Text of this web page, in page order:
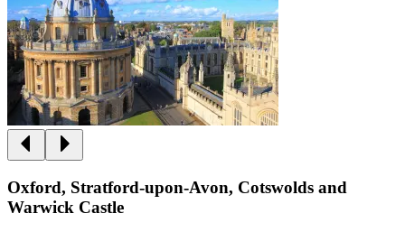
Oxford, Stratford-upon-Avon, Cotswolds and
Warwick Castle